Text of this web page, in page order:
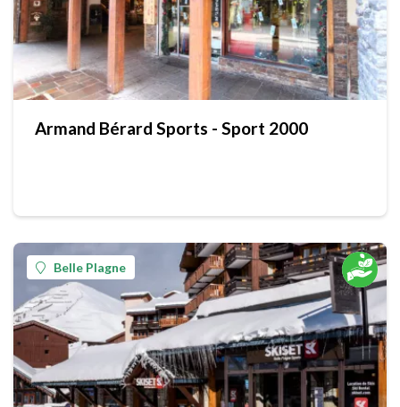
Armand Bérard Sports - Sport 2000
Belle Plagne